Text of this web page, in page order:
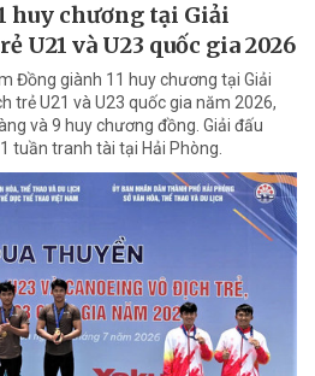
huy chương tại Giải
U21 và U23 quốc gia 2026
Đồng giành 11 huy chương tại Giải
trẻ U21 và U23 quốc gia năm 2026,
và 9 huy chương đồng. Giải đấu
tuần tranh tài tại Hải Phòng.